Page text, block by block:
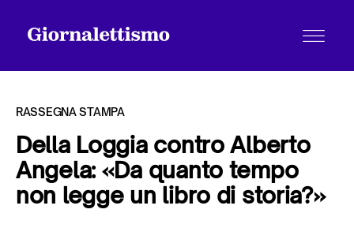
Tutti gli articoli
RASSEGNA STAMPA
Della Loggia contro Alberto
Angela: «Da quanto tempo
non legge un libro di storia?»